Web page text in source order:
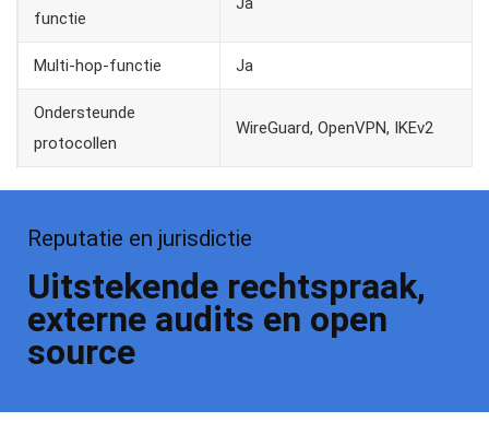
functie
Multi-hop-functie Ja
Ondersteunde
protocollen
WireGuard, OpenVPN, IKEv2
Reputatie en jurisdictie
Uitstekende rechtspraak,
externe audits en open
source